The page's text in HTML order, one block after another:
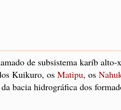
de subsistema karíb alto-
Kuikuro, os Matipu, os
bacia hidrográfica dos